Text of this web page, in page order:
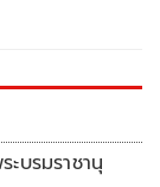
บรมราชานุ